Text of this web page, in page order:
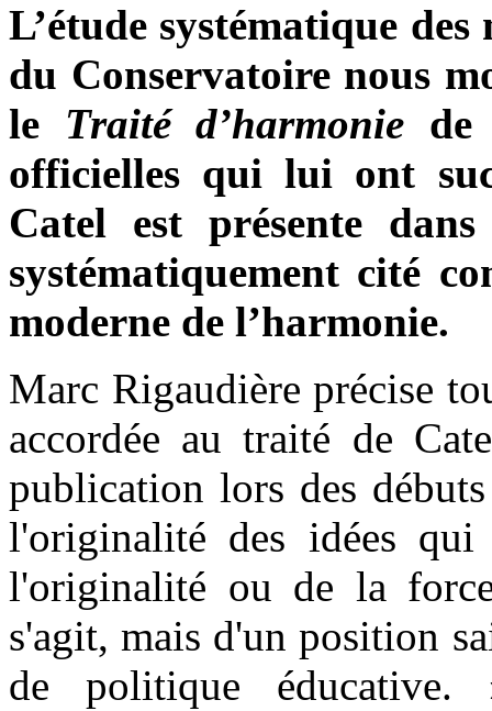
L’étude systématique
du Conservatoire nous
le Traité d’harmonie de
officielles qui lui ont
Catel est présente
systématiquement cité
moderne de l’harmonie.
Marc Rigaudière précise
accordée au traité de
publication lors des
l'originalité des idées
l'originalité ou de la
s'agit, mais d'un position
de politique